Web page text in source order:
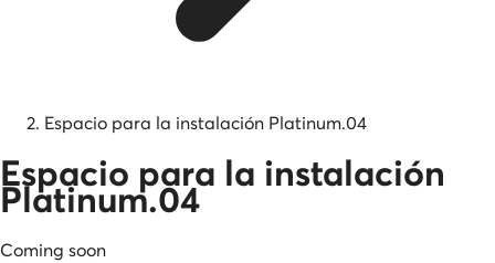
Espacio para la instalación Platinum.04
Espacio para la instalación
Platinum.04
Coming soon